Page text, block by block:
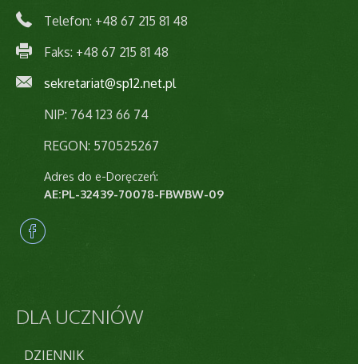
Telefon: +48 67 215 81 48
Faks: +48 67 215 81 48
sekretariat@sp12.net.pl
NIP: 764 123 66 74
REGON: 570525267
Adres do e-Doręczeń:
AE:PL-32439-70078-FBWBW-09
DLA UCZNIÓW
DZIENNIK